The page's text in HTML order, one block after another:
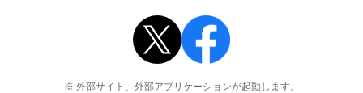
※ 外部サイト、外部アプリケーションが起動します。